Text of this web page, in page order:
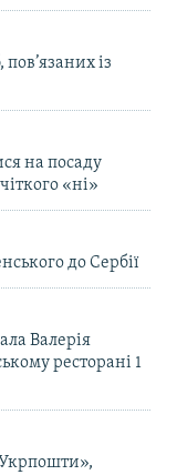
із
на посаду
«ні»
до Сербії
Валерія
ресторані 1